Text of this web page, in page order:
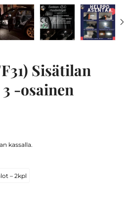
Sisätilan
-osainen
kassalla.
– 2kpl